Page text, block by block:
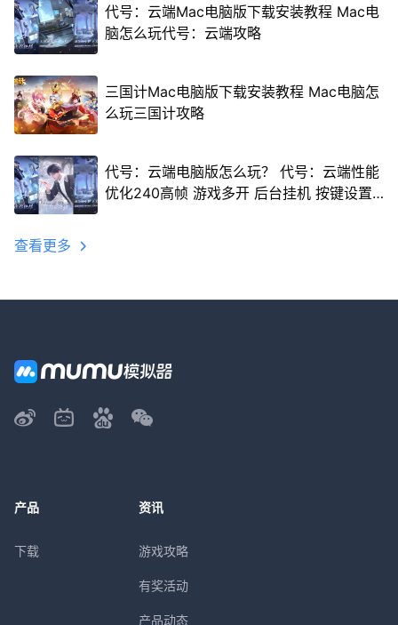
代号：云端Mac电脑版下载安装教程 Mac电
脑怎么玩代号：云端攻略
三国计Mac电脑版下载安装教程 Mac电脑怎
么玩三国计攻略
代号：云端电脑版怎么玩？ 代号：云端性能
优化240高帧 游戏多开 后台挂机 按键设置
查看更多
产品
下载
资讯
游戏攻略
有奖活动
产品动态